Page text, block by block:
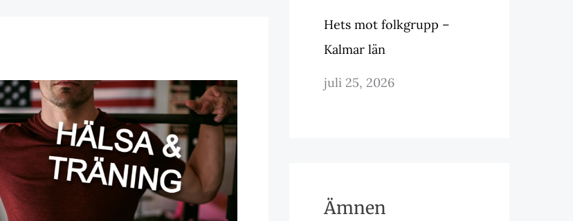
Hets mot folkgrupp –
Kalmar län
juli 25, 2026
Ämnen